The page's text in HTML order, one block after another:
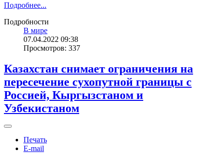
Подробнее...
Подробности
В мире
07.04.2022 09:38
Просмотров: 337
Казахстан снимает ограничения на
пересечение сухопутной границы с
Россией, Кыргызстаном и
Узбекистаном
Печать
E-mail